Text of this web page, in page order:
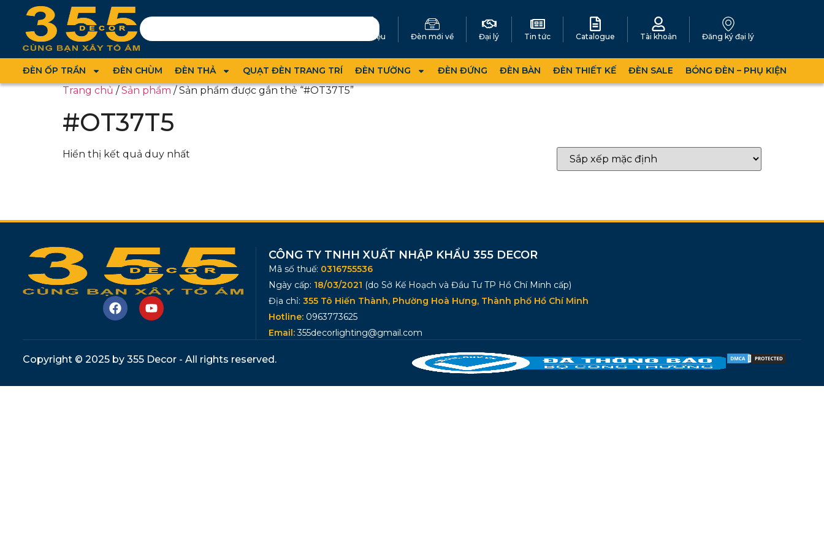
Giới thiệu Đèn mới về Đại lý Tin tức Catalogue Tài khoản Đăng ký đại lý
ĐÈN ỐP TRẦN ĐÈN CHÙM ĐÈN THẢ QUẠT ĐÈN TRANG TRÍ ĐÈN TƯỜNG ĐÈN ĐỨNG ĐÈN BÀN ĐÈN THIẾT KẾ ĐÈN SALE BÓNG ĐÈN – PHỤ KIỆN
Trang chủ/Sản phẩm/ Sản phẩm được gắn thẻ “#OT37T5”
#OT37T5
Hiển thị kết quả duy nhất
CÔNG TY TNHH XUẤT NHẬP KHẨU 355 DECOR
Mã số thuế: 0316755536
Ngày cấp: 18/03/2021 (do Sở Kế Hoạch và Đầu Tư TP Hồ Chí Minh cấp)
Địa chỉ: 355 Tô Hiến Thành, Phường Hoà Hưng, Thành phố Hồ Chí Minh
Hotline: 0963773625
Email:355decorlighting@gmail.com
Copyright © 2025 by 355 Decor - All rights reserved.